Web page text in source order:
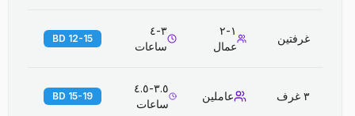
غرفتين
١-٢
عمال
٣-٤
ساعات
12-15 BD
٣ غرف عاملين
٣.٥-٤.٥
ساعات
15-19 BD